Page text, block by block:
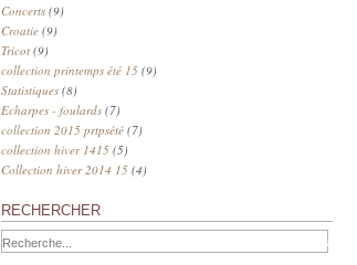
Concerts (9)
Croatie (9)
Tricot (9)
collection printemps été 15 (9)
Statistiques (8)
Echarpes - foulards (7)
collection 2015 prtpsété (7)
collection hiver 1415 (5)
Collection hiver 2014 15 (4)
RECHERCHER